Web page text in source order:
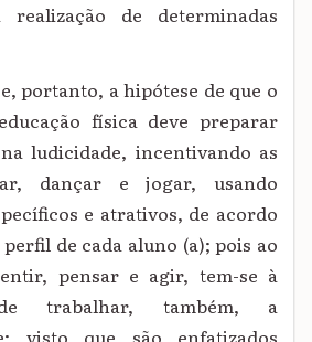
realização de determinadas
a hipótese de que o
física deve preparar
ludicidade, incentivando as
dançar e jogar, usando
e atrativos, de acordo
de cada aluno (a); pois ao
pensar e agir, tem-se à
trabalhar, também, a
visto que são enfatizados